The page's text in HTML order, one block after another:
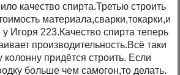
качество спирта.Третью строить
материала,сварки,токарки,и
Игоря 223.Качество спирта теперь
производительность.Всё таки
придётся строить. Если
больше чем самогон,то делать.